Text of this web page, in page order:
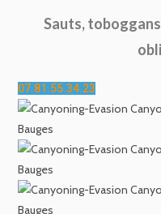
Sauts,
07.81.55.34.23